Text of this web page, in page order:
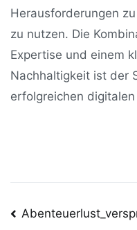
Herausforderungen
zu nutzen. Die
Expertise und einem
Nachhaltigkeit ist der
erfolgreichen
Post